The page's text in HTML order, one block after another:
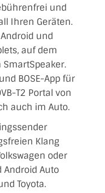
und
Ihren Geräten.
und
auf dem
BOSE-App für
T2 Portal von
auch im Auto.
Klang
oder
Android Auto
Toyota.